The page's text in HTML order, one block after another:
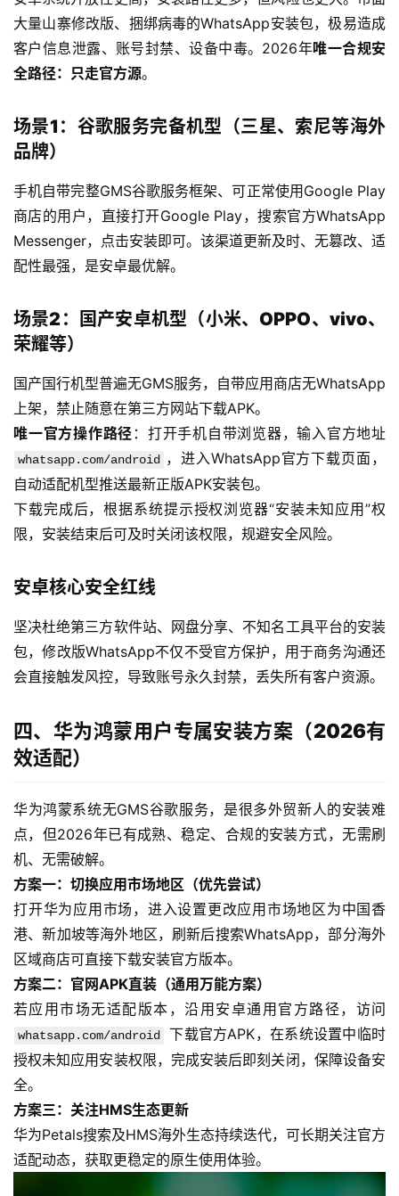
主
页
境
资
讯
大量山寨修改版、捆绑病毒的WhatsApp安装包，极易造成
客户信息泄露、账号封禁、设备中毒。2026年唯一合规安
全路径：只走官方源。
场景1：谷歌服务完备机型（三星、索尼等海外
品牌）
手机自带完整GMS谷歌服务框架、可正常使用Google Play
商店的用户，直接打开Google Play，搜索官方WhatsApp
Messenger，点击安装即可。该渠道更新及时、无篡改、适
配性最强，是安卓最优解。
场景2：国产安卓机型（小米、OPPO、vivo、
荣耀等）
国产国行机型普遍无GMS服务，自带应用商店无WhatsApp
上架，禁止随意在第三方网站下载APK。
唯一官方操作路径 ：打开手机自带浏览器，输入官方地址
whatsapp.com/android ，进入WhatsApp官方下载页面，
自动适配机型推送最新正版APK安装包。
下载完成后，根据系统提示授权浏览器“安装未知应用”权
限，安装结束后可及时关闭该权限，规避安全风险。
安卓核心安全红线
坚决杜绝第三方软件站、网盘分享、不知名工具平台的安装
包，修改版WhatsApp不仅不受官方保护，用于商务沟通还
会直接触发风控，导致账号永久封禁，丢失所有客户资源。
四、华为鸿蒙用户专属安装方案（2026有
效适配）
华为鸿蒙系统无GMS谷歌服务，是很多外贸新人的安装难
点，但2026年已有成熟、稳定、合规的安装方式，无需刷
机、无需破解。
方案一：切换应用市场地区（优先尝试）
打开华为应用市场，进入设置更改应用市场地区为中国香
港、新加坡等海外地区，刷新后搜索WhatsApp，部分海外
区域商店可直接下载安装官方版本。
方案二：官网APK直装（通用万能方案）
若应用市场无适配版本，沿用安卓通用官方路径，访问
whatsapp.com/android
下载官方APK，在系统设置中临时
授权未知应用安装权限，完成安装后即刻关闭，保障设备安
全。
方案三：关注HMS生态更新
华为Petals搜索及HMS海外生态持续迭代，可长期关注官方
适配动态，获取更稳定的原生使用体验。